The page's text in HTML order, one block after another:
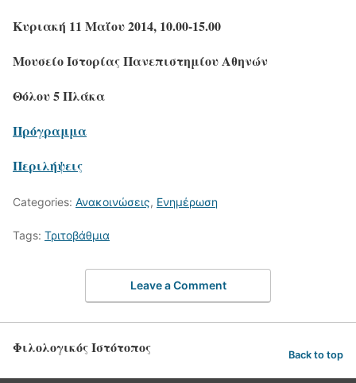
Κυριακή 11 Μαΐου 2014, 10.00-15.00
Μουσείο Ιστορίας Πανεπιστημίου Αθηνών
Θόλου 5 Πλάκα
Πρόγραμμα
Περιλήψεις
Categories: Ανακοινώσεις, Ενημέρωση
Tags: Τριτοβάθμια
Leave a Comment
Φιλολογικός Ιστότοπος Back to top